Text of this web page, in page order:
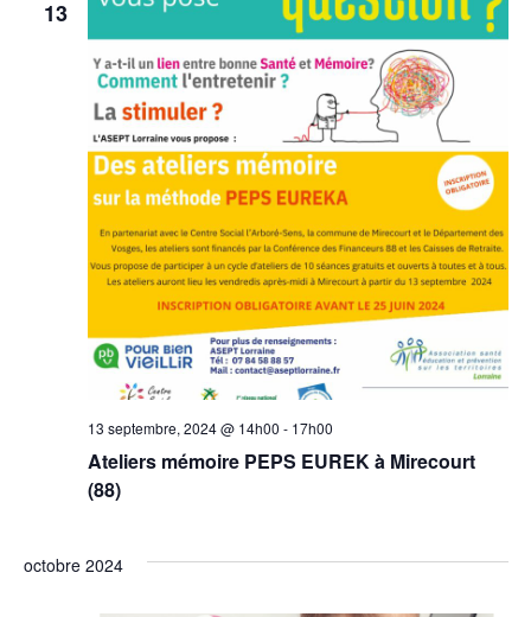
13
Ateliers mémoire PEPS EUREK à Mirecourt
(88)
13 septembre, 2024 @ 14h00 - 17h00
octobre 2024